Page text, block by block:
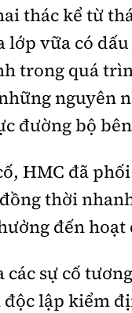
thác kể từ
lớp vữa có
trong quá
nguyên
đường bộ
HMC đã
thời
đến
các sự cố
lập kiểm